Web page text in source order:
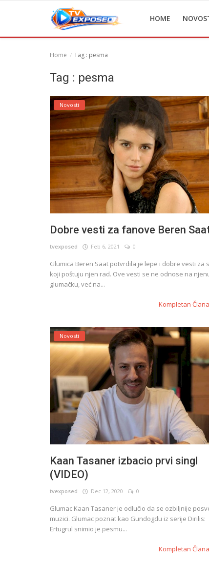
HOME
Home Tag : pesma
Tag : pesma
Novosti
Dobre vesti za fanove Beren
tvexposed Feb 6, 2021 0
Glumica Beren Saat potvrdila je lepe i dobre vesti za
koji poštuju njen rad. Ove vesti se ne odnose na
glumačku, već na...
Kompletan
Novosti
Kaan Tasaner izbacio prvi singl
(VIDEO)
tvexposed Dec 12, 2020 0
Glumac Kaan Tasaner je odlučio da se ozbiljnije
muzici. Glumac poznat kao Gundogdu iz serije Dirilis:
Ertugrul snimio je pesmu...
Kompletan